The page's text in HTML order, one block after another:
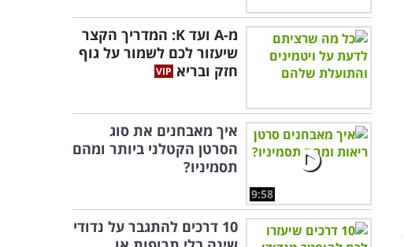
מ-A ועד K: המדריך הקצר
שיעזור לכם לשמור על גוף
חזק ובריא
9:58
איך מאבחנים את סוג
הסרטן הקטלני ביותר ומהם
תסמיניו?
10 דרכים להתגבר על נדודי